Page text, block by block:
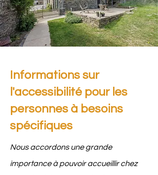
Informations sur
l'accessibilité pour les
personnes à besoins
spécifiques
Nous accordons une grande
importance à pouvoir accueillir chez